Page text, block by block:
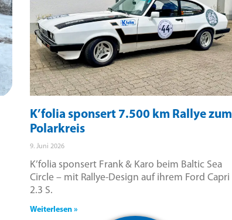
K’folia sponsert 7.500 km Rallye zum
Polarkreis
9. Juni 2026
K’folia sponsert Frank & Karo beim Baltic Sea
Circle – mit Rallye-Design auf ihrem Ford Capri
2.3 S.
Weiterlesen »